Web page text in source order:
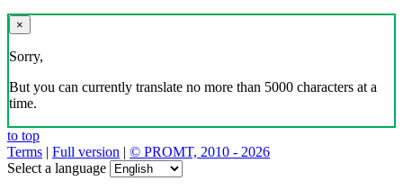
×
Sorry,
But you can currently translate no more than 5000 characters at a
time.
to top
Terms | Full version | © PROMT, 2010 - 2026
Select a language